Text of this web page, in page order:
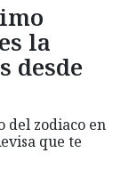
la
desde
del zodiaco en
que te